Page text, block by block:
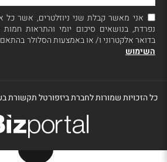
אני מאשר קבלת שני ניוזלטרים, אשר כל
נפרדת, בנושאים סיכום יומי והתראות חמות
בדואר אלקטרוני ו/ או באמצעות הסלולר בהתאם
השימוש
כל הזכויות שמורות לחברת ביזפורטל תקשורת